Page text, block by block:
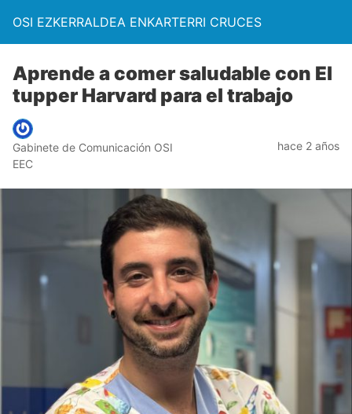
OSI EZKERRALDEA ENKARTERRI CRUCES
Aprende a comer saludable con El
tupper Harvard para el trabajo
Gabinete de Comunicación OSI
EEC
hace 2 años